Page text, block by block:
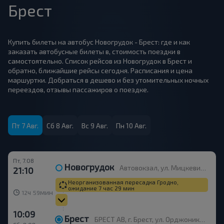
Брест
Купить билеты на автобус Новогрудок - Брест: где и как
заказать автобусные билеты в, стоимость поездки в
самостоятельно. Список рейсов из Новогрудок в Брест и
обратно, ближайшие рейсы сегодня. Расписания и цена
маршуртки. Добраться в дешево и без утомительных ночных
переездов, отзывы пассажиров о поездке.
Пт 7 Авг. Сб 8 Авг. Вс 9 Авг. Пн 10 Авг.
Пт, 7.08
21:10 Новогрудок Автовокзал, ул. Мицкевича, платформа 6
12ч 59 мин
Неорганизованная пересадка Гродно,
ожидание 7 час 29 мин
10:09 Брест БРЕСТ АВ, г. Брест, ул. Орджоникидзе, 12, Беларусь